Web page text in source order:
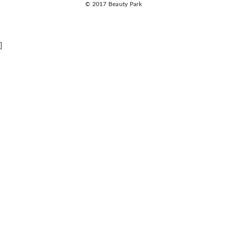
© 2017 Beauty Park